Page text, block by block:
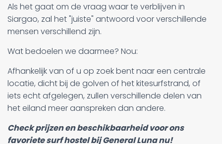
Als het gaat om de vraag waar te verblijven in
Siargao, zal het "juiste" antwoord voor verschillende
mensen verschillend zijn.
Wat bedoelen we daarmee? Nou:
Afhankelijk van of u op zoek bent naar een centrale
locatie, dicht bij de golven of het kitesurfstrand, of
iets echt afgelegen, zullen verschillende delen van
het eiland meer aanspreken dan andere.
Check prijzen en beschikbaarheid voor ons
favoriete surf hostel bij General Luna nu!